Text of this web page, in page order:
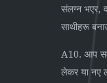
संलग्न भएर,
साथीहरू
A10. आप
लेकर या नए